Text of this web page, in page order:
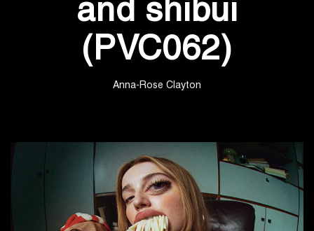
and shibui
(PVC062)
Anna-Rose Clayton